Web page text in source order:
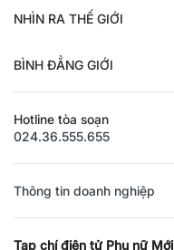
NHÌN RA THẾ GIỚI
BÌNH ĐẲNG GIỚI
Hotline tòa soạn
024.36.555.655
Thông tin doanh nghiệp
Tạp chí điện tử Phụ nữ Mới